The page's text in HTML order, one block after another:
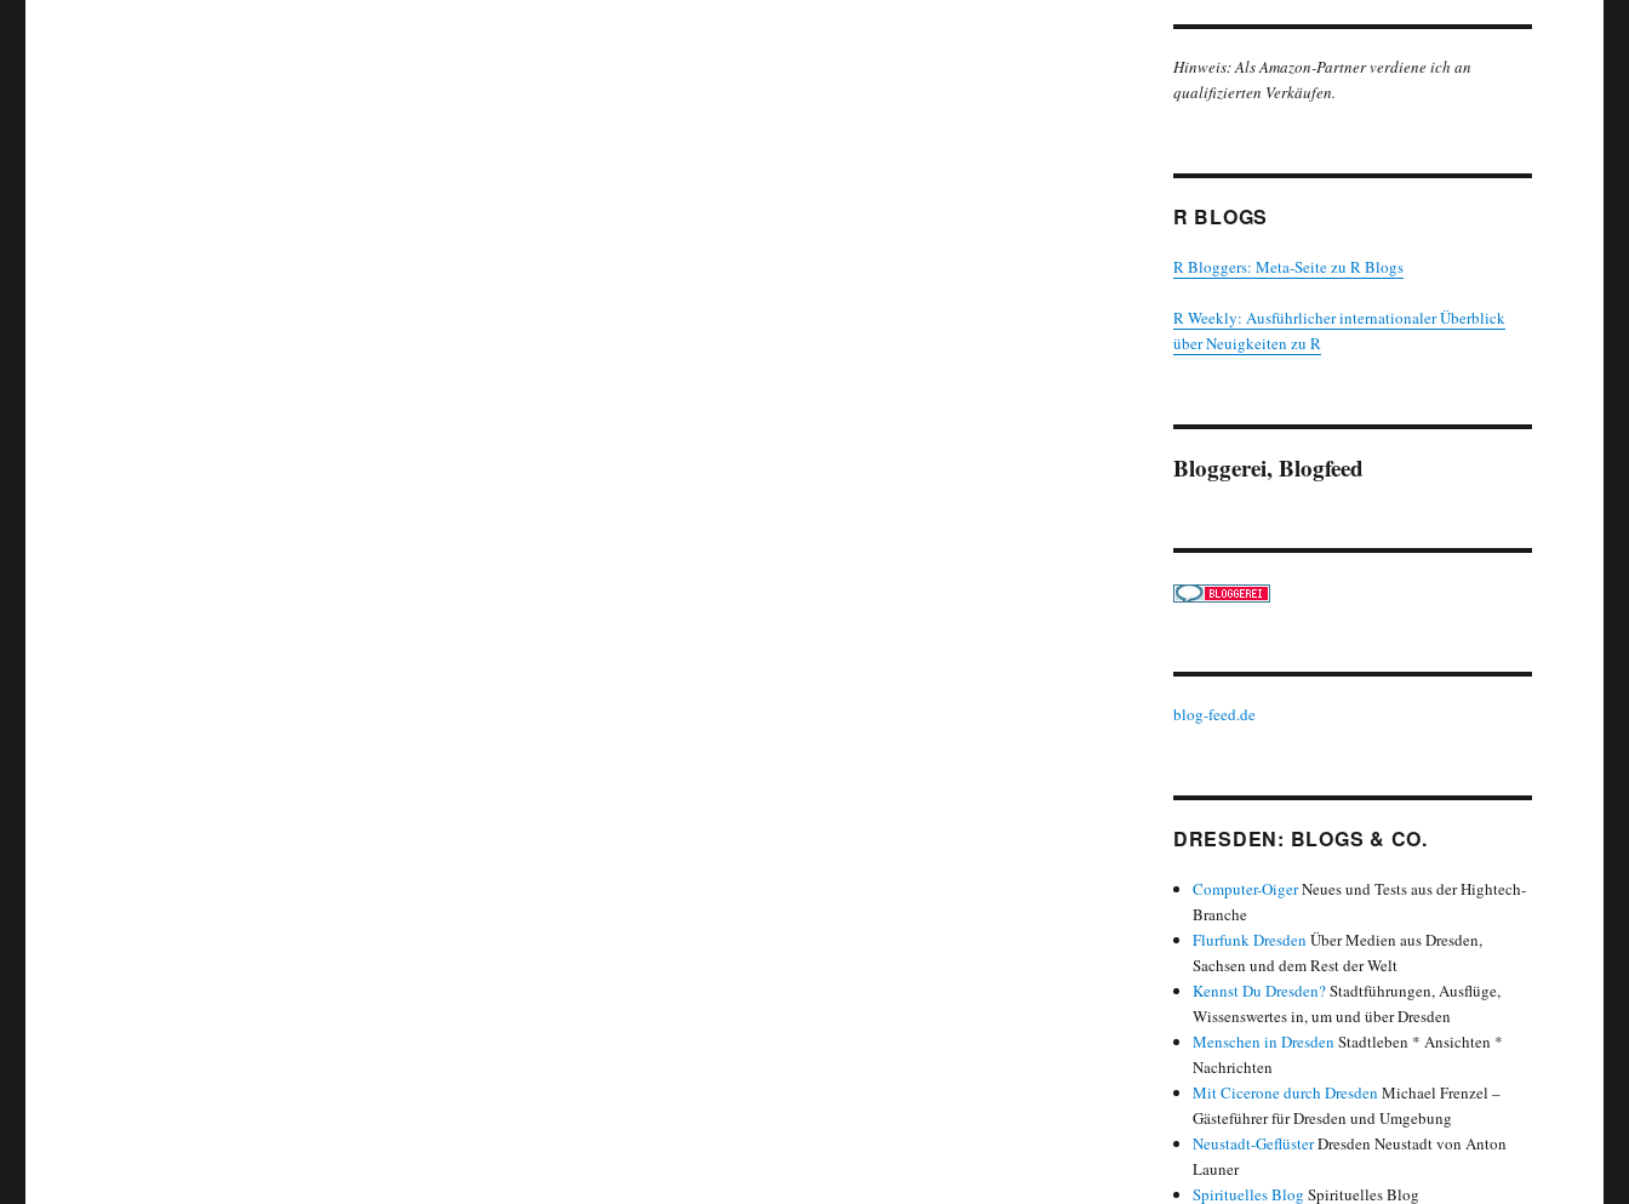
Hinweis: Als Amazon-Partner verdiene ich an
qualifizierten Verkäufen.
R BLOGS
R Bloggers: Meta-Seite zu R Blogs
R Weekly: Ausführlicher internationaler Überblick
über Neuigkeiten zu R
Bloggerei, Blogfeed
blog-feed.de
DRESDEN: BLOGS & CO.
Computer-OigerNeues und Tests aus der Hightech-
Branche
Flurfunk Dresden Über Medien aus Dresden,
Sachsen und dem Rest der Welt
Kennst Du Dresden?Stadtführungen, Ausflüge,
Wissenswertes in, um und über Dresden
Menschen in Dresden Stadtleben * Ansichten *
Nachrichten
Mit Cicerone durch Dresden Michael Frenzel –
Gästeführer für Dresden und Umgebung
Neustadt-GeflüsterDresden Neustadt von Anton
Launer
Spirituelles Blog Spirituelles Blog